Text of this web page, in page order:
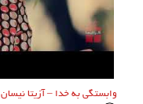
وابستگی به خدا – آزیتا نیسان